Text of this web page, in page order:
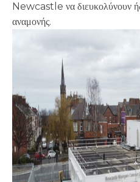
Newcastle να διευκολύνουν
αναμονής.